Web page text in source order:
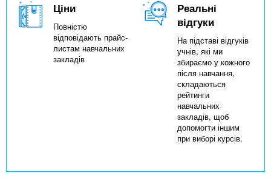
Ціни
Повністю
відповідають прайс-
листам навчальних
закладів
Реальні
відгуки
На підставі відгуків
учнів, які ми
збираємо у кожного
після навчання,
складаються
рейтинги
навчальних
закладів, щоб
допомогти іншим
при виборі курсів.